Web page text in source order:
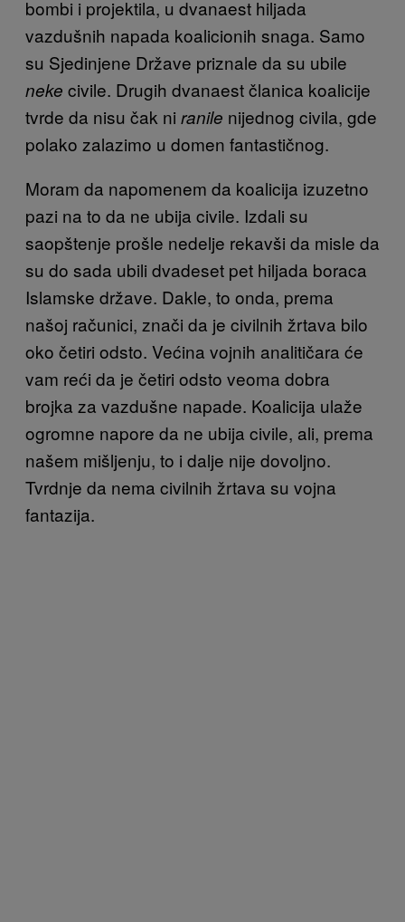
bombi i projektila, u dvanaest hiljada
vazdušnih napada koalicionih snaga. Samo
su Sjedinjene Države priznale da su ubile
neke civile. Drugih dvanaest članica koalicije
tvrde da nisu čak ni ranile nijednog civila, gde
polako zalazimo u domen fantastičnog.
Moram da napomenem da koalicija izuzetno
pazi na to da ne ubija civile. Izdali su
saopštenje prošle nedelje rekavši da misle da
su do sada ubili dvadeset pet hiljada boraca
Islamske države. Dakle, to onda, prema
našoj računici, znači da je civilnih žrtava bilo
oko četiri odsto. Većina vojnih analitičara će
vam reći da je četiri odsto veoma dobra
brojka za vazdušne napade. Koalicija ulaže
ogromne napore da ne ubija civile, ali, prema
našem mišljenju, to i dalje nije dovoljno.
Tvrdnje da nema civilnih žrtava su vojna
fantazija.